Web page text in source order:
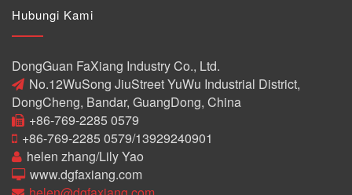
Hubungi Kami
DongGuan FaXiang Industry Co., Ltd.
No.12WuSong JiuStreet YuWu Industrial District,
DongCheng, Bandar, GuangDong, China
+86-769-2285 0579
+86-769-2285 0579/13929240901
helen zhang/Lily Yao
www.dgfaxiang.com